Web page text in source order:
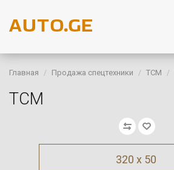
Главная Продажа спецтехники TCM
TCM
320 x 50